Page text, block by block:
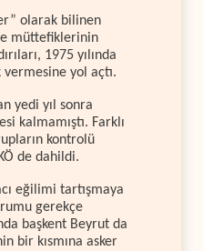
olarak bilinen
müttefiklerinin
1975 yılında
vermesine yol açtı.
yedi yıl sonra
kalmamıştı. Farklı
kontrolü
de dahildi.
eğilimi tartışmaya
gerekçe
başkent Beyrut da
bir kısmına asker